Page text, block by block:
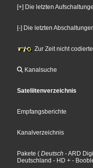
[+] Die letzten
[-] Die letzten
Zur Zeit nicht
Kanalsuche
Sateliitenverzeichnis
Empfangsberichte
Kanalverzeichnis
Pakete ( Deutsch - ARD
Deutschland - HD + -